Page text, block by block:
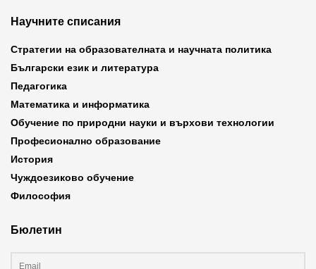
Научните списания
Стратегии на образователната и научната политика
Български език и литература
Педагогика
Математика и информатика
Обучение по природни науки и върхови технологии
Професионално образование
История
Чуждоезиково обучение
Философия
Бюлетин